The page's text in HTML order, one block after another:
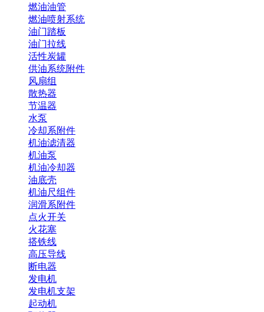
燃油油管
燃油喷射系统
油门踏板
油门拉线
活性炭罐
供油系统附件
风扇组
散热器
节温器
水泵
冷却系附件
机油滤清器
机油泵
机油冷却器
油底壳
机油尺组件
润滑系附件
点火开关
火花塞
搭铁线
高压导线
断电器
发电机
发电机支架
起动机